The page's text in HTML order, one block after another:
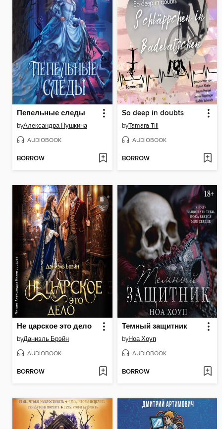
Пепельные следы
byАлександра Пушкина
AUDIOBOOK
BORROW
So deep in doubts
byTamara Till
AUDIOBOOK
BORROW
Не царское это дело
byДаниэль Брэйн
AUDIOBOOK
BORROW
Темный защитник
byНоа Хоуп
AUDIOBOOK
BORROW